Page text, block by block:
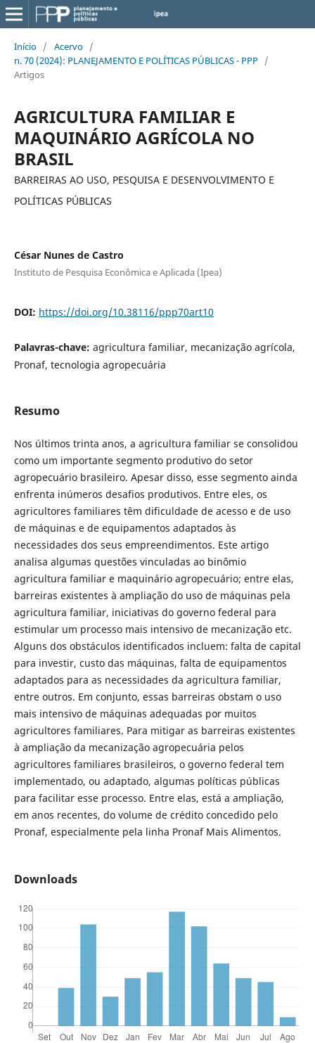
Início / Acervo /
n. 70 (2024): PLANEJAMENTO E POLÍTICAS PÚBLICAS - PPP /
Artigos
AGRICULTURA FAMILIAR E
MAQUINÁRIO AGRÍCOLA NO
BRASIL
BARREIRAS AO USO, PESQUISA E DESENVOLVIMENTO E
POLÍTICAS PÚBLICAS
César Nunes de Castro
Instituto de Pesquisa Econômica e Aplicada (Ipea)
DOI: https://doi.org/10.38116/ppp70art10
Palavras-chave: agricultura familiar, mecanização agrícola,
Pronaf, tecnologia agropecuária
Resumo
Nos últimos trinta anos, a agricultura familiar se consolidou
como um importante segmento produtivo do setor
agropecuário brasileiro. Apesar disso, esse segmento ainda
enfrenta inúmeros desafios produtivos. Entre eles, os
agricultores familiares têm dificuldade de acesso e de uso
de máquinas e de equipamentos adaptados às
necessidades dos seus empreendimentos. Este artigo
analisa algumas questões vinculadas ao binômio
agricultura familiar e maquinário agropecuário; entre elas,
barreiras existentes à ampliação do uso de máquinas pela
agricultura familiar, iniciativas do governo federal para
estimular um processo mais intensivo de mecanização etc.
Alguns dos obstáculos identificados incluem: falta de capital
para investir, custo das máquinas, falta de equipamentos
adaptados para as necessidades da agricultura familiar,
entre outros. Em conjunto, essas barreiras obstam o uso
mais intensivo de máquinas adequadas por muitos
agricultores familiares. Para mitigar as barreiras existentes
à ampliação da mecanização agropecuária pelos
agricultores familiares brasileiros, o governo federal tem
implementado, ou adaptado, algumas políticas públicas
para facilitar esse processo. Entre elas, está a ampliação,
em anos recentes, do volume de crédito concedido pelo
Pronaf, especialmente pela linha Pronaf Mais Alimentos.
Downloads